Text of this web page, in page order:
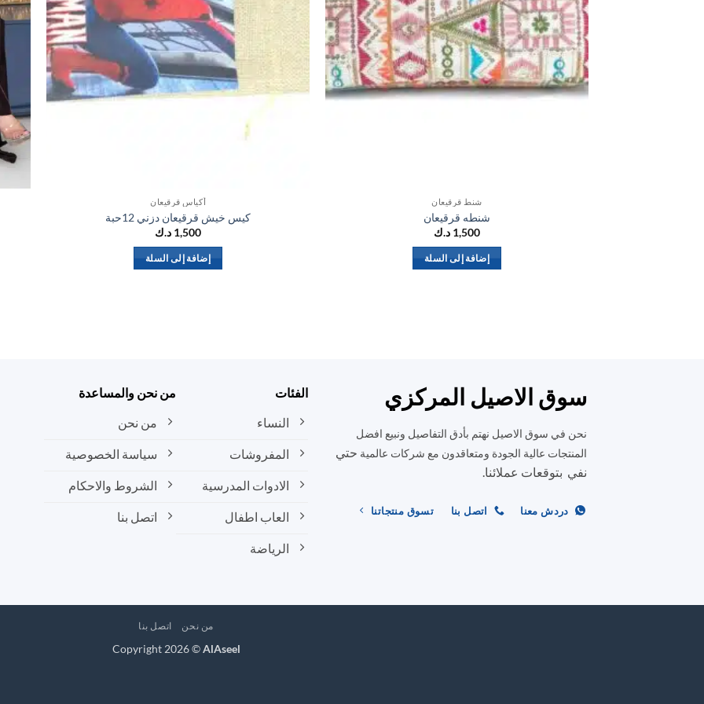
شنط قرقيعان
شنطه قرقيعان
1,500 د.ك
إضافة إلى السلة
أكياس قرقيعان
كيس خيش قرقيعان دزني 12حبة
1,500 د.ك
إضافة إلى السلة
سوق الاصيل المركزي
نحن في سوق الاصيل نهتم بأدق التفاصيل ونبيع افضل
المنتجات عالية الجودة ومتعاقدون مع شركات عالمية حتي
نفي بتوقعات عملائنا.
دردش معنا اتصل بنا تسوق منتجاتنا
الفئات
النساء
المفروشات
الادوات المدرسية
العاب اطفال
الرياضة
من نحن والمساعدة
من نحن
سياسة الخصوصية
الشروط والاحكام
اتصل بنا
من نحن اتصل بنا
Copyright 2026 ©AlAseel